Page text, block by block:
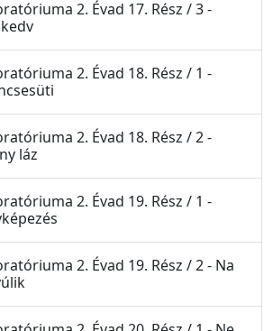
2. Évad 17. Rész / 3 -
2. Évad 18. Rész / 1 -
2. Évad 18. Rész / 2 -
láz
2. Évad 19. Rész / 1 -
2. Évad 19. Rész / 2 - Na